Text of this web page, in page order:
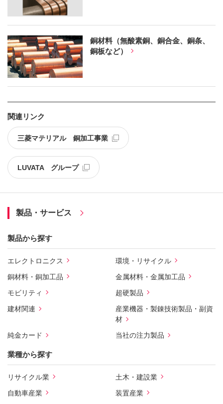
銅材料（無酸素銅、銅合金、銅条、
銅板など）
関連リンク
三菱マテリアル 銅加工事業
LUVATA グループ
製品・サービス
製品から探す
エレクトロニクス 環境・リサイクル
銅材料・銅加工品 金属材料・金属加工品
モビリティ 超硬製品
建材関連
産業機器・製錬技術製品・副資
材
純金カード 当社の注力製品
業種から探す
リサイクル業 土木・建設業
自動車産業 装置産業